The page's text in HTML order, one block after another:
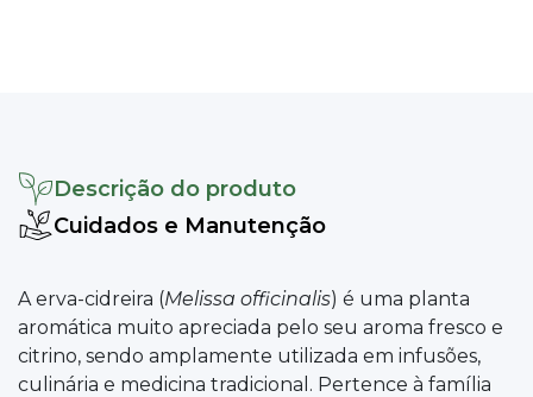
Descrição do produto
Cuidados e Manutenção
A erva-cidreira (Melissa officinalis) é uma planta
aromática muito apreciada pelo seu aroma fresco e
citrino, sendo amplamente utilizada em infusões,
culinária e medicina tradicional. Pertence à família